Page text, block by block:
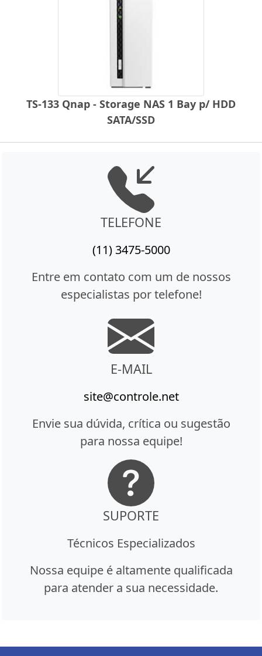
TS-133 Qnap - Storage NAS 1 Bay p/ HDD
SATA/SSD
TELEFONE
(11) 3475-5000
Entre em contato com um de nossos
especialistas por telefone!
E-MAIL
site@controle.net
Envie sua dúvida, crítica ou sugestão
para nossa equipe!
SUPORTE
Técnicos Especializados
Nossa equipe é altamente qualificada
para atender a sua necessidade.